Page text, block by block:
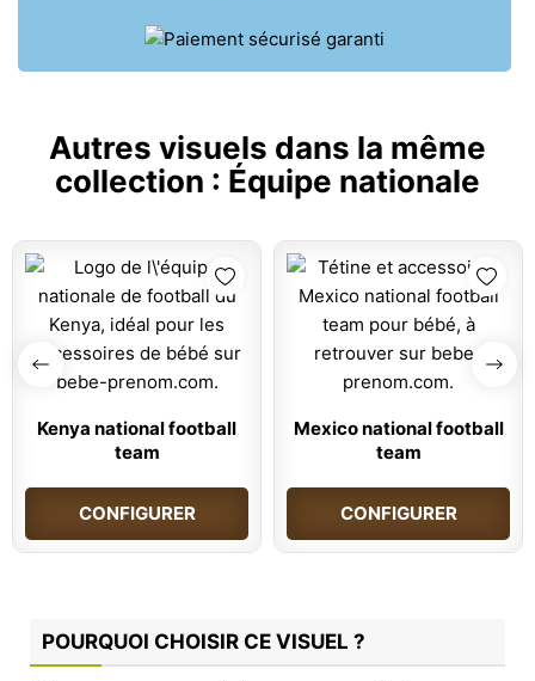
Autres visuels dans la même
collection : Équipe nationale
Kenya national football
team
CONFIGURER
Mexico national football
team
CONFIGURER
POURQUOI CHOISIR CE VISUEL ?